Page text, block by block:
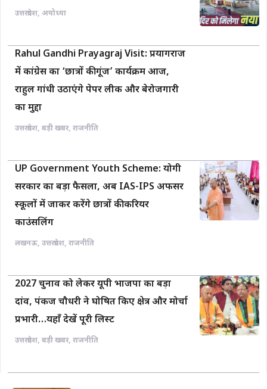
उत्तरप्रदेश, अयोध्या
Rahul Gandhi Prayagraj Visit: प्रयागराज
में कांग्रेस का ‘छात्रों की गूंज’ कार्यक्रम आज,
राहुल गांधी उठाएंगे पेपर लीक और बेरोजगारी
का मुद्दा
उत्तरप्रदेश, बड़ी खबर, राजनीति
UP Government Youth Scheme: योगी
सरकार का बड़ा फैसला, अब IAS-IPS अफसर
स्कूलों में जाकर करेंगे छात्रों की करियर
काउंसलिंग
लखनऊ, उत्तरप्रदेश, राजनीति
2027 चुनाव को लेकर यूपी भाजपा का बड़ा
दांव, पंकज चौधरी ने घोषित किए क्षेत्र और मोर्चा
प्रभारी…यहाँ देखें पूरी लिस्ट
उत्तरप्रदेश, बड़ी खबर, राजनीति